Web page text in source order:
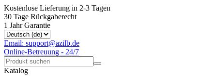
Kostenlose Lieferung in 2-3 Tagen
30 Tage Rückgaberecht
1 Jahr Garantie
Email: support@azilb.de
Online-Betreuung - 24/7
Katalog